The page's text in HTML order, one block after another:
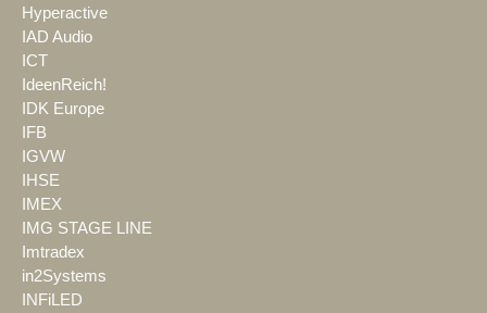
Hyperactive
IAD Audio
ICT
IdeenReich!
IDK Europe
IFB
IGVW
IHSE
IMEX
IMG STAGE LINE
Imtradex
in2Systems
INFiLED